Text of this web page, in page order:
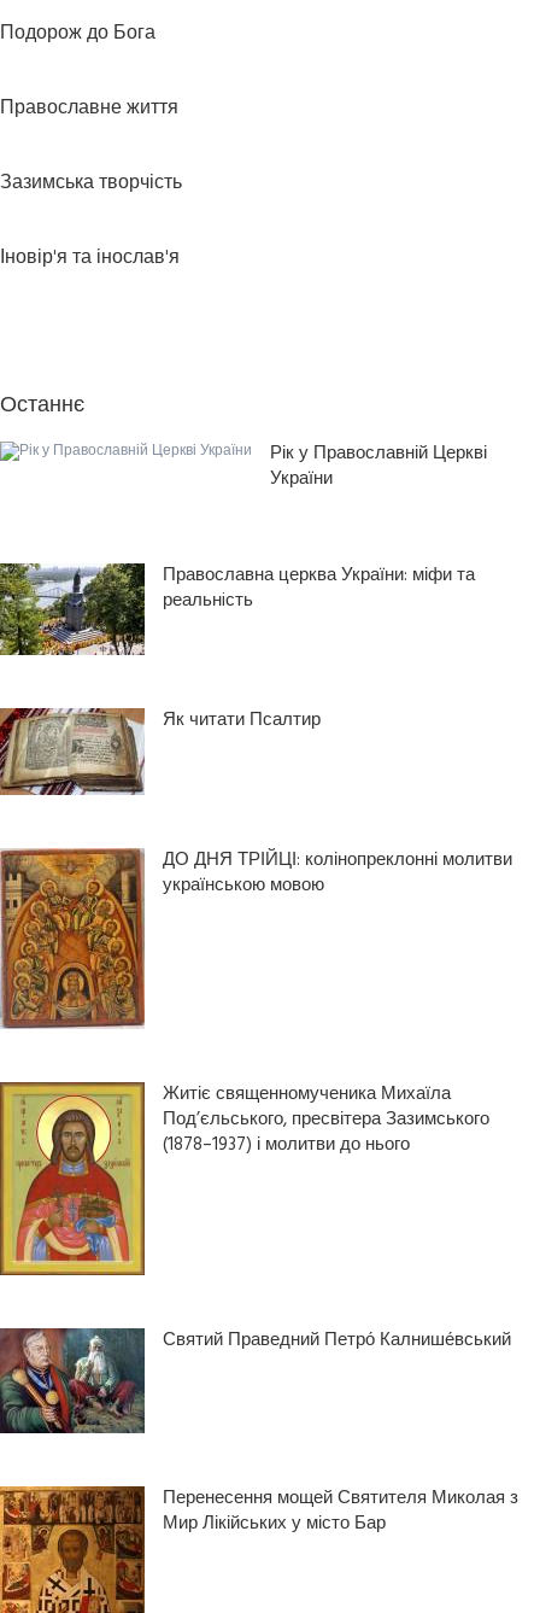
Подорож до Бога
Православне життя
Зазимська творчість
Іновір'я та інослав'я
Останнє
Рік у Православній Церкві
України
Православна церква України: міфи та
реальнiсть
Як читати Псалтир
ДО ДНЯ ТРІЙЦІ: колінопреклонні молитви
українською мовою
Житіє священномученика Михаїла
Под’єльського, пресвітера Зазимського
(1878–1937) і молитви до нього
Святий Праведний Петро́ Калнише́вський
Перенесення мощей Святителя Миколая з
Мир Лікійських у місто Бар